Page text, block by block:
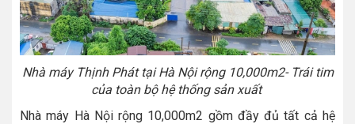
Nhà máy Thịnh Phát tại Hà Nội rộng 10,000m2- Trái tim
của toàn bộ hệ thống sản xuất
Nhà máy Hà Nội rộng 10,000m2 gồm đầy đủ tất cả hệ